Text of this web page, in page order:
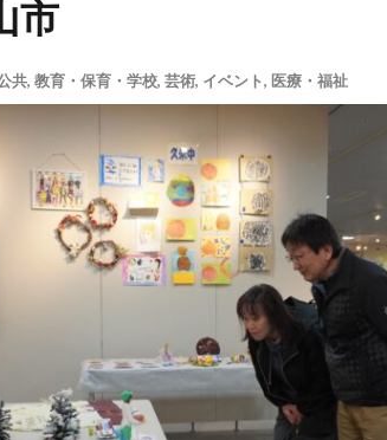
市
共, 教育・保育・学校, 芸術, イベント, 医療・福祉